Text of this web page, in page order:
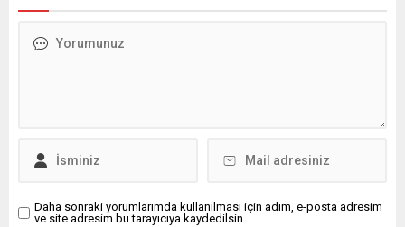
Daha sonraki yorumlarımda kullanılması için adım, e-posta adresim
ve site adresim bu tarayıcıya kaydedilsin.